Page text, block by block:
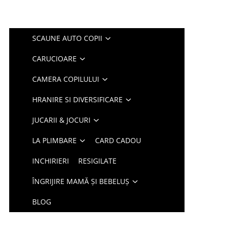
SCAUNE AUTO COPII
CARUCIOARE
CAMERA COPILULUI
HRANIRE SI DIVERSIFICARE
JUCARII & JOCURI
LA PLIMBARE CARD CADOU
INCHIRIERI RESIGILATE
ÎNGRIJIRE MAMĂ ȘI BEBELUȘ
BLOG